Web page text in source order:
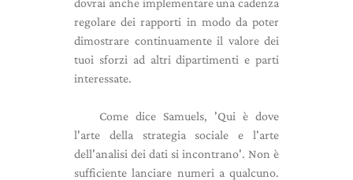
regolare dei rapporti in modo da poter
dimostrare continuamente il valore dei
tuoi sforzi ad altri dipartimenti e parti
interessate.
Come dice Samuels, 'Qui è dove
l'arte della strategia sociale e l'arte
dell'analisi dei dati si incontrano'. Non è
sufficiente lanciare numeri a qualcuno.